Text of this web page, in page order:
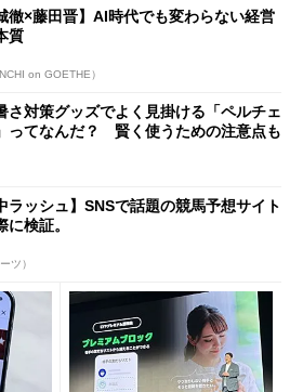
徹×藤田晋】AI時代でも変わらない経営
質
on GOETHE）
さ対策グッズでよく見掛ける「ペルチェ
ってなんだ？ 賢く使うための注意点も
ラッシュ】SNSで話題の競馬予想サイト
に検証。
ツ）